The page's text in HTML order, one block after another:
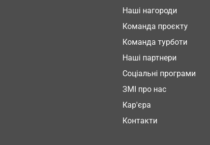
Наші нагороди
Команда проєкту
Команда турботи
Наші партнери
Соціальні програми
ЗМІ про нас
Кар'єра
Контакти